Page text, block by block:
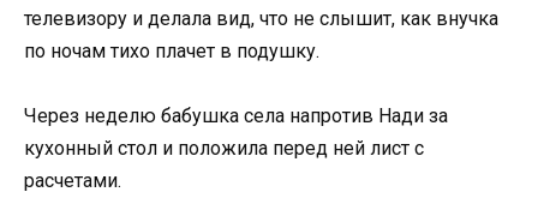
телевизору и делала вид, что не слышит, как внучка
по ночам тихо плачет в подушку.
Через неделю бабушка села напротив Нади за
кухонный стол и положила перед ней лист с
расчетами.